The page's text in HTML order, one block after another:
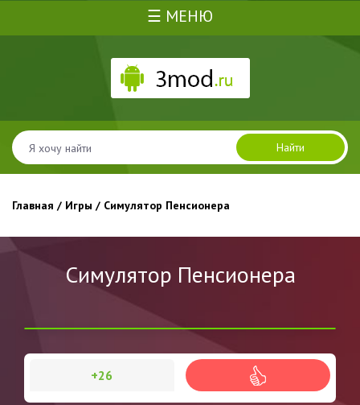
☰ МЕНЮ
Найти
Главная / Игры / Симулятор Пенсионера
Симулятор Пенсионера
+26